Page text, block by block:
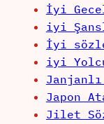
İyi
iyi
İyi
iyi
Japon
Jilet